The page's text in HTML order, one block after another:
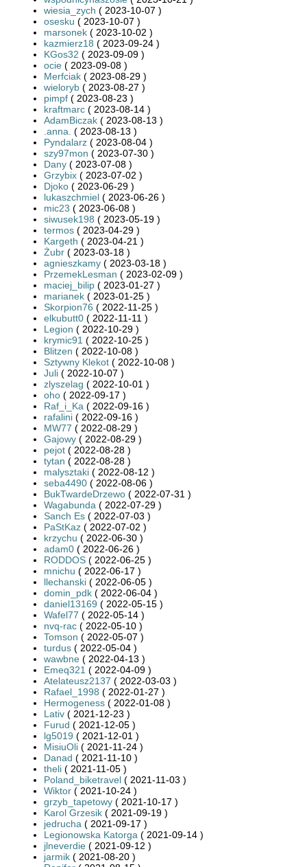
wiesia_zych ( 2023-10-07 )
osesku ( 2023-10-07 )
marsonek ( 2023-10-02 )
kazmierz18 ( 2023-09-24 )
KGos32 ( 2023-09-09 )
ocie ( 2023-09-08 )
Merfciak ( 2023-08-29 )
wieloryb ( 2023-08-27 )
pimpf ( 2023-08-23 )
kraftmarc ( 2023-08-14 )
AdamBiczak ( 2023-08-13 )
.anna. ( 2023-08-13 )
Pyndalarz ( 2023-08-04 )
szy97mon ( 2023-07-30 )
Dany ( 2023-07-08 )
Grzybix ( 2023-07-02 )
Djoko ( 2023-06-29 )
lukaszchmiel ( 2023-06-26 )
mic23 ( 2023-06-08 )
siwusek198 ( 2023-05-19 )
termos ( 2023-04-29 )
Kargeth ( 2023-04-21 )
Żubr ( 2023-03-18 )
agnieszkamy ( 2023-03-18 )
PrzemekLesman ( 2023-02-09 )
maciej_bilip ( 2023-01-27 )
marianek ( 2023-01-25 )
Skorpion76 ( 2022-11-25 )
elkubutt0 ( 2022-11-11 )
Legion ( 2022-10-29 )
krymic91 ( 2022-10-25 )
Blitzen ( 2022-10-08 )
Sztywny Klekot ( 2022-10-08 )
Juli ( 2022-10-07 )
zlyszelag ( 2022-10-01 )
oho ( 2022-09-17 )
Raf_i_Ka ( 2022-09-16 )
rafalini ( 2022-09-16 )
MW77 ( 2022-08-29 )
Gajowy ( 2022-08-29 )
pejot ( 2022-08-28 )
tytan ( 2022-08-28 )
malysztaki ( 2022-08-12 )
seba4490 ( 2022-08-06 )
BukTwardeDrzewo ( 2022-07-31 )
Wagabunda ( 2022-07-29 )
Sanch Es ( 2022-07-03 )
PaStKaz ( 2022-07-02 )
krzychu ( 2022-06-30 )
adam0 ( 2022-06-26 )
RODDOS ( 2022-06-25 )
mnichu ( 2022-06-17 )
llechanski ( 2022-06-05 )
domin_pdk ( 2022-06-04 )
daniel13169 ( 2022-05-15 )
Wafel77 ( 2022-05-14 )
nvq-rac ( 2022-05-10 )
Tomson ( 2022-05-07 )
turdus ( 2022-05-04 )
wawbne ( 2022-04-13 )
Emeq321 ( 2022-04-09 )
Atelateusz2137 ( 2022-03-03 )
Rafael_1998 ( 2022-01-27 )
Hermogeness ( 2022-01-08 )
Lativ ( 2021-12-23 )
Furud ( 2021-12-05 )
lg5019 ( 2021-12-01 )
MisiuOli ( 2021-11-24 )
Danad ( 2021-11-10 )
theli ( 2021-11-05 )
Poland_biketravel ( 2021-11-03 )
Wiktor ( 2021-10-24 )
grzyb_tapetowy ( 2021-10-17 )
Karol Grzesik ( 2021-09-19 )
jedrucha ( 2021-09-17 )
Legionowska Katorga ( 2021-09-14 )
jlneverdie ( 2021-09-12 )
jarmik ( 2021-08-20 )